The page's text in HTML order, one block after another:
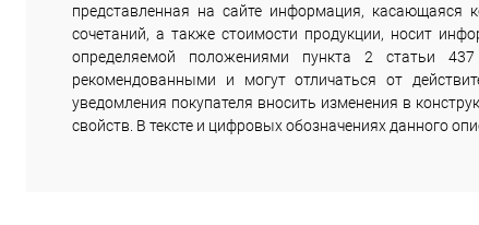
представленная на сайте информация, касающаяся
сочетаний, а также стоимости продукции, носит
определяемой положениями пункта 2 статьи
рекомендованными и могут отличаться от
уведомления покупателя вносить изменения в
свойств. В тексте и цифровых обозначениях данного